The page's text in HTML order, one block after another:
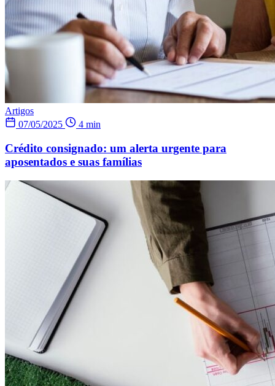
Artigos
07/05/2025
4 min
Crédito consignado: um alerta urgente para
aposentados e suas famílias